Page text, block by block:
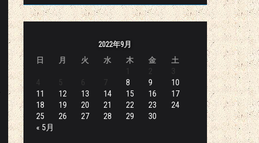
2022年9月
日
月 火 水 木 金 土
1 2
3
4
5 6 7 8 9
10
11
12 13 14 15 16
17
18
19 20 21 22 23
24
25
26 27 28 29
30
« 5月